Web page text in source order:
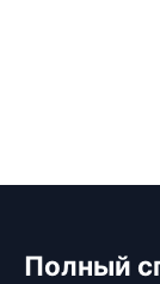
Полный